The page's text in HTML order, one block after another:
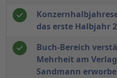
das erste Halbjahr
Buch-Bereich
Mehrheit am
Sandmann